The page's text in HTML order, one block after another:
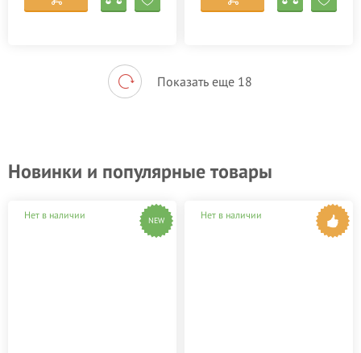
Показать еще 18
Новинки и популярные товары
Нет в наличии NEW Нет в наличии